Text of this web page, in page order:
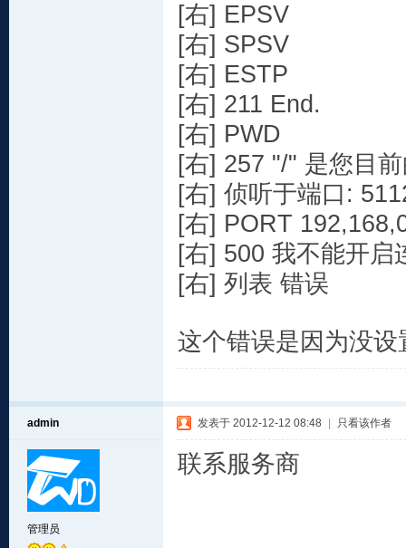
[右] EPSV
[右] SPSV
[右] ESTP
[右] 211 End.
[右] PWD
[右] 257 "/" 是您目
[右] 侦听于端口:
[右] PORT
[右] 500 我不能开
[右] 列表 错误
这个错误是因为没
admin
管理员
发表于 2012-12-12 08:48 只看该作者
联系服务商